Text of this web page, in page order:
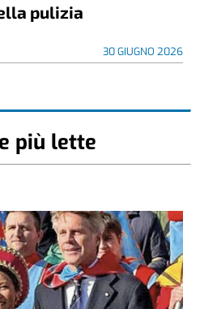
pulizia
30 GIUGNO 2026
più lette